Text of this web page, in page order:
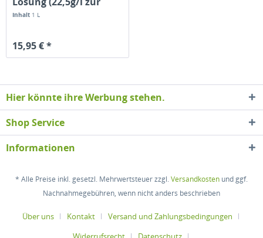
BSB...
Inhalt 1 L
15,95 € *
Hier könnte ihre Werbung stehen.
Shop Service
Informationen
* Alle Preise inkl. gesetzl. Mehrwertsteuer zzgl.Versandkosten und ggf.
Nachnahmegebühren, wenn nicht anders beschrieben
Über uns Kontakt
Versand und Zahlungsbedingungen